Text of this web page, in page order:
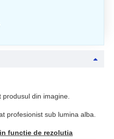
din imagine.
profesionist sub lumina alba.
functie de rezolutia